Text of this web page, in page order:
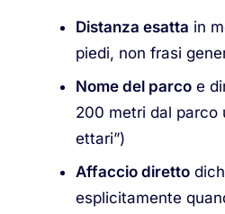
Distanza esatta in
piedi, non frasi
Nome del parco e
200 metri dal parco
ettari”)
Affaccio diretto
esplicitamente